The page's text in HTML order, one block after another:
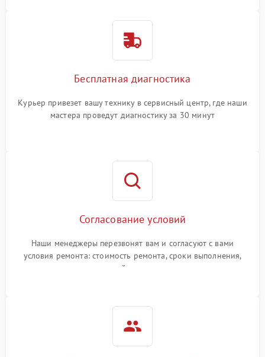
Бесплатная диагностика
Курьер привезет вашу технику в сервисный центр, где наши
мастера проведут диагностику за 30 минут
Согласование условий
Наши менеджеры перезвонят вам и согласуют с вами
условия ремонта: стоимость ремонта, сроки выполнения,
гарантийные условия